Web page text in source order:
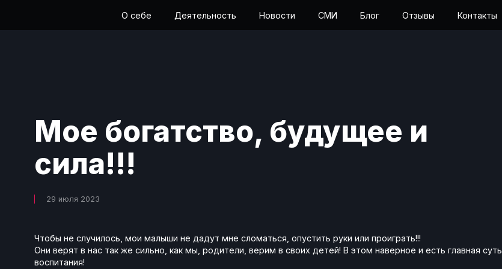
О себе Деятельность Новости СМИ Блог Отзывы Контакты
Мое богатство, будущее и
сила!!!
29 июля 2023
Чтобы не случилось, мои малыши не дадут мне сломаться, опустить руки или проиграть!!!
Они верят в нас так же сильно, как мы, родители, верим в своих детей! В этом наверное и есть главная суть,
воспитания!